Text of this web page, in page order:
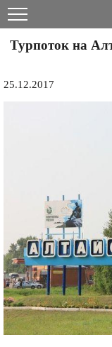
Турпоток на
25.12.2017